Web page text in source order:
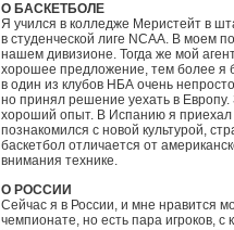
О БАСКЕТБОЛЕ
Я учился в колледже Меристейт в
в студенческой лиге NCAA. В моем
нашем дивизионе. Тогда же мой
хорошее предложение, тем более я
в один из клубов НБА очень
но принял решение уехать в
хороший опыт. В Испанию я
познакомился с новой культурой,
баскетбол отличается от
внимания технике.
О РОССИИ
Сейчас я в России, и мне нравится
чемпионате, но есть пара игроков,